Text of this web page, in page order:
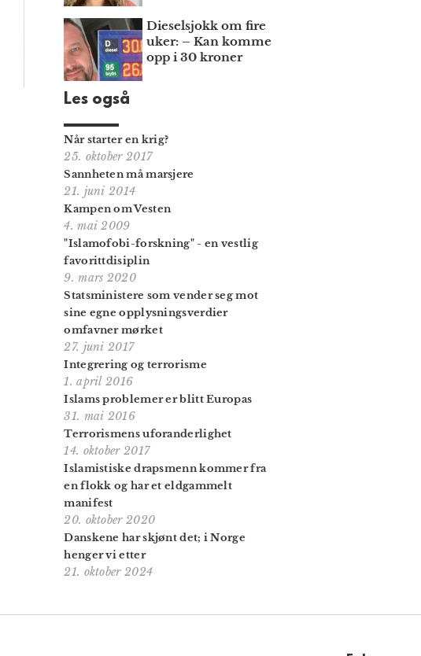
Dieselsjokk om fire
uker: – Kan komme
opp i 30 kroner
Les også
Når starter en krig?
25. oktober 2017
Sannheten må marsjere
21. juni 2014
Kampen om Vesten
4. mai 2009
"Islamofobi-forskning" - en vestlig
favorittdisiplin
9. mars 2020
Statsministere som vender seg mot
sine egne opplysningsverdier
omfavner mørket
27. juni 2017
Integrering og terrorisme
1. april 2016
Islams problemer er blitt Europas
31. mai 2016
Terrorismens uforanderlighet
14. oktober 2017
Islamistiske drapsmenn kommer fra
en flokk og har et eldgammelt
manifest
20. oktober 2020
Danskene har skjønt det; i Norge
henger vi etter
21. oktober 2024